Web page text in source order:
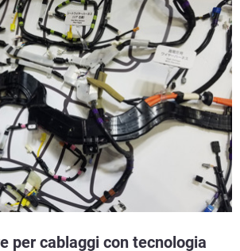
per cablaggi con tecnologia